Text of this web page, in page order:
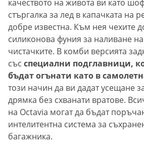
качеството на живота ви като
стъргалка за лед в капачката на
добре известна. Към нея чехите
силиконова фуния за наливане на
чистачките. В комби версията
със специални подглавници,
бъдат огънати като в
този начин да ви дадат усещане
дрямка без схванати вратове.
на Octavia могат да бъдат
интелитентна система за
багажника.